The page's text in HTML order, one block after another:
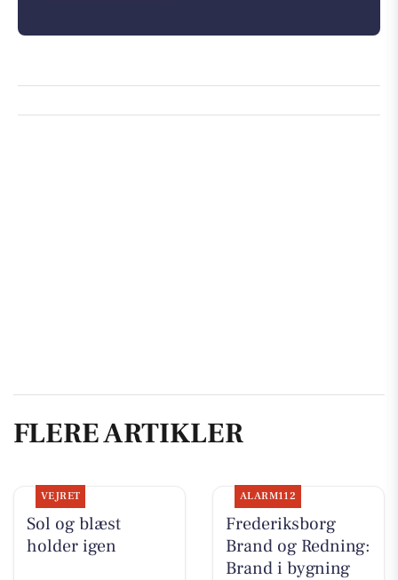
FLERE ARTIKLER
VEJRET
Sol og blæst
holder igen
ALARM112
Frederiksborg
Brand og Redning:
Brand i bygning